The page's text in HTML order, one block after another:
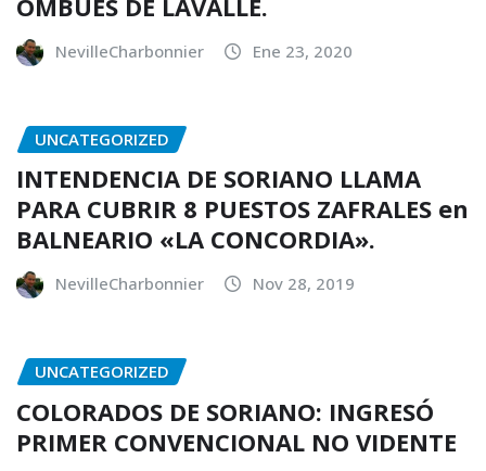
NevilleCharbonnier Ene 23, 2020
UNCATEGORIZED
INTENDENCIA DE SORIANO LLAMA
PARA CUBRIR 8 PUESTOS ZAFRALES en
BALNEARIO «LA CONCORDIA».
NevilleCharbonnier Nov 28, 2019
UNCATEGORIZED
COLORADOS DE SORIANO: INGRESÓ
PRIMER CONVENCIONAL NO VIDENTE